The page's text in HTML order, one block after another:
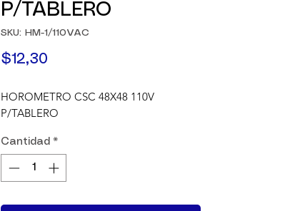
P/TABLERO
SKU: HM-1/110VAC
$12,30
HOROMETRO CSC 48X48 110V
P/TABLERO
Cantidad *